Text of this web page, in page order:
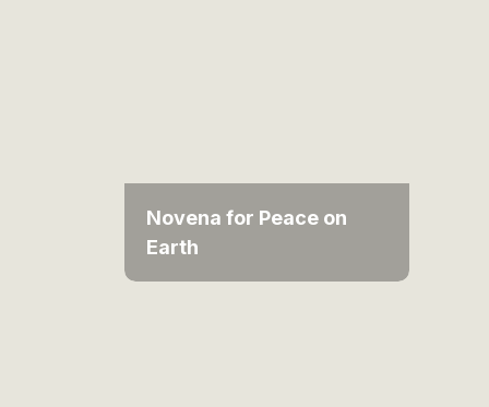
Novena for Peace on
Earth